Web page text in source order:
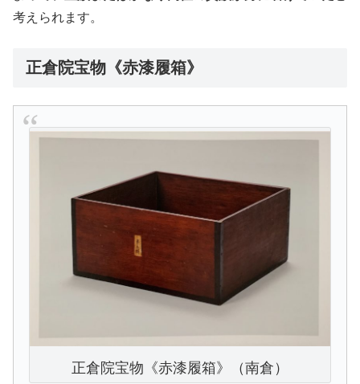
考えられます。
正倉院宝物《赤漆履箱》
正倉院宝物《赤漆履箱》（南倉）